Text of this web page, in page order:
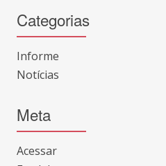
Categorias
Informe
Notícias
Meta
Acessar